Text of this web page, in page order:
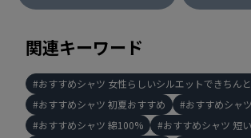
関連キーワード
おすすめシャツ 女性らしいシルエットできちん
おすすめシャツ 初夏おすすめ
おすすめシャ
おすすめシャツ 綿100%
おすすめシャツ 短